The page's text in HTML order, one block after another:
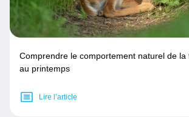
Comprendre le comportement naturel de la
au printemps
Lire l’article